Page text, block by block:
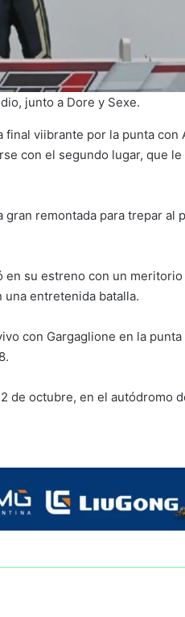
junto a Dore y Sexe.
viibrante por la punta
con el segundo lugar, que
remontada para trepar al
su estreno con un
una entretenida batalla.
con Gargaglione en la
de octubre, en el autódromo